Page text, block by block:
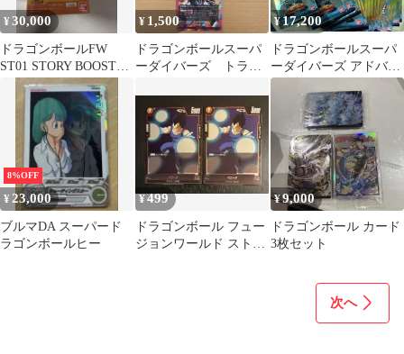
¥30,000
ドラゴンボールFW
ST01 STORY BOOSTER
01 未開封
¥ 1,500
ドラゴンボールスーパ
ーダイバーズ トラン
¥17,200
ドラゴンボールスーパ
ーダイバーズ アドバン
スパック 未開封パック
53パック
8%OFF
¥23,000
ブルマDA スーパード
ラゴンボールヒー
¥499
ドラゴンボール フュー
ジョンワールド ストー
¥9,000
ドラゴンボール カード
3枚セット
次へ